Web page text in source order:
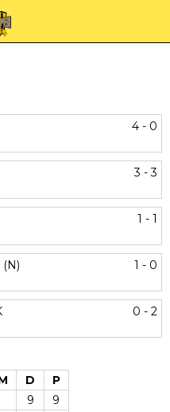
4 - 0
3 - 3
1 - 1
1 - 0
0 - 2
D
P
9
9